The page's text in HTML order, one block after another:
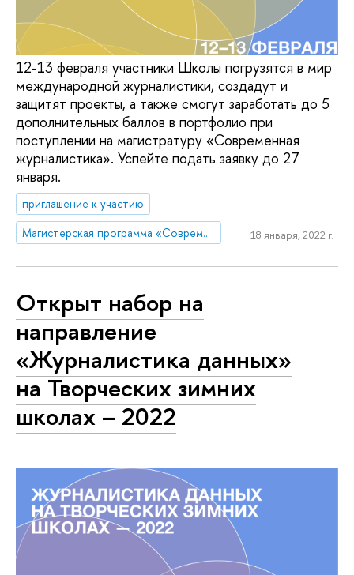
12-13 февраля участники Школы погрузятся в мир
международной журналистики, создадут и
защитят проекты, а также смогут заработать до 5
дополнительных баллов в портфолио при
поступлении на магистратуру «Современная
журналистика». Успейте подать заявку до 27
января.
приглашение к участию
Магистерская программа «Современная журналистика»
18 января, 2022 г.
Открыт набор на
направление
«Журналистика данных»
на Творческих зимних
школах – 2022